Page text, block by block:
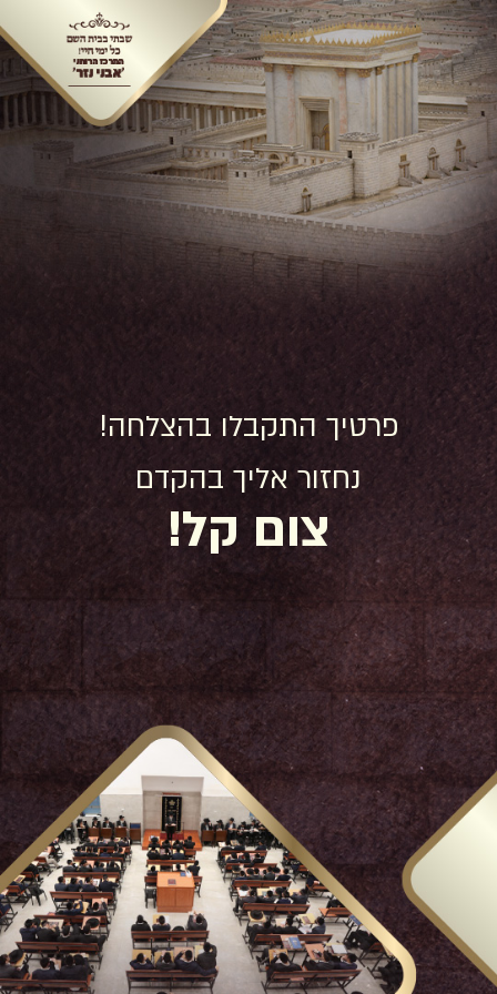
פרטיך התקבלו בהצלחה!
נחזור אליך בהקדם
צום קל!